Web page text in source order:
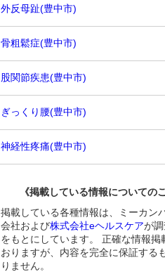
外反母趾(豊中市)
骨粗鬆症(豊中市)
股関節疾患(豊中市)
ぎっくり腰(豊中市)
神経性疼痛(豊中市)
《掲載している情報についての
掲載している各種情報は、ミーカン
会社および株式会社eヘルスケアが
をもとにしています。 正確な情報掲
おりますが、内容を完全に保証する
りません。